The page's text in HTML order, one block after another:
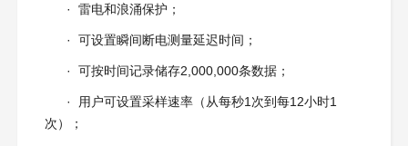
· 雷电和浪涌保护；
· 可设置瞬间断电测量延迟时间；
· 可按时间记录储存2,000,000条数据；
· 用户可设置采样速率（从每秒1次到每12小时1
次）；